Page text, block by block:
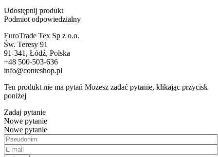
Udostępnij produkt
Podmiot odpowiedzialny
EuroTrade Tex Sp z o.o.
Św. Teresy 91
91-341, Łódź, Polska
+48 500-503-636
info@conteshop.pl
Ten produkt nie ma pytań Możesz zadać pytanie, klikając przycisk
poniżej
Zadaj pytanie
Nowe pytanie
Nowe pytanie